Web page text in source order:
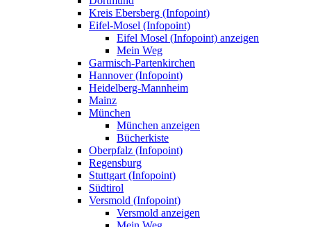
Kreis Ebersberg (Infopoint)
Eifel-Mosel (Infopoint)
Eifel Mosel (Infopoint) anzeigen
Mein Weg
Garmisch-Partenkirchen
Hannover (Infopoint)
Heidelberg-Mannheim
Mainz
München
München anzeigen
Bücherkiste
Oberpfalz (Infopoint)
Regensburg
Stuttgart (Infopoint)
Südtirol
Versmold (Infopoint)
Versmold anzeigen